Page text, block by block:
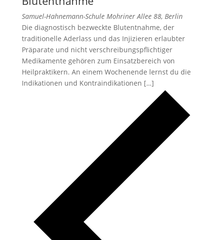
Samuel-Hahnemann-Schule Mohriner Allee 88, Berlin
Die diagnostisch bezweckte Blutentnahme, der
traditionelle Aderlass und das Injizieren erlaubter
Präparate und nicht verschreibungspflichtiger
Medikamente gehören zum Einsatzbereich von
Heilpraktikern. An einem Wochenende lernst du die
Indikationen und Kontraindikationen […]